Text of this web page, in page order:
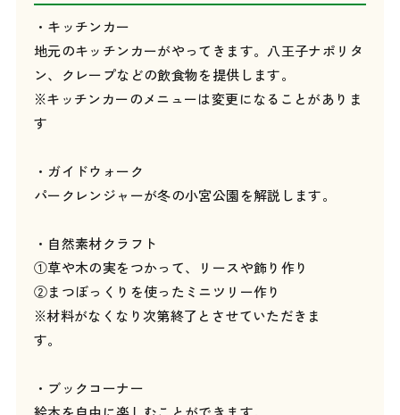
・キッチンカー
地元のキッチンカーがやってきます。八王子ナポリタ
ン、クレープなどの飲食物を提供します。
※キッチンカーのメニューは変更になることがありま
す
・ガイドウォーク
パークレンジャーが冬の小宮公園を解説します。
・自然素材クラフト
①草や木の実をつかって、リースや飾り作り
②まつぼっくりを使ったミニツリー作り
※材料がなくなり次第終了とさせていただきま
す。
・ブックコーナー